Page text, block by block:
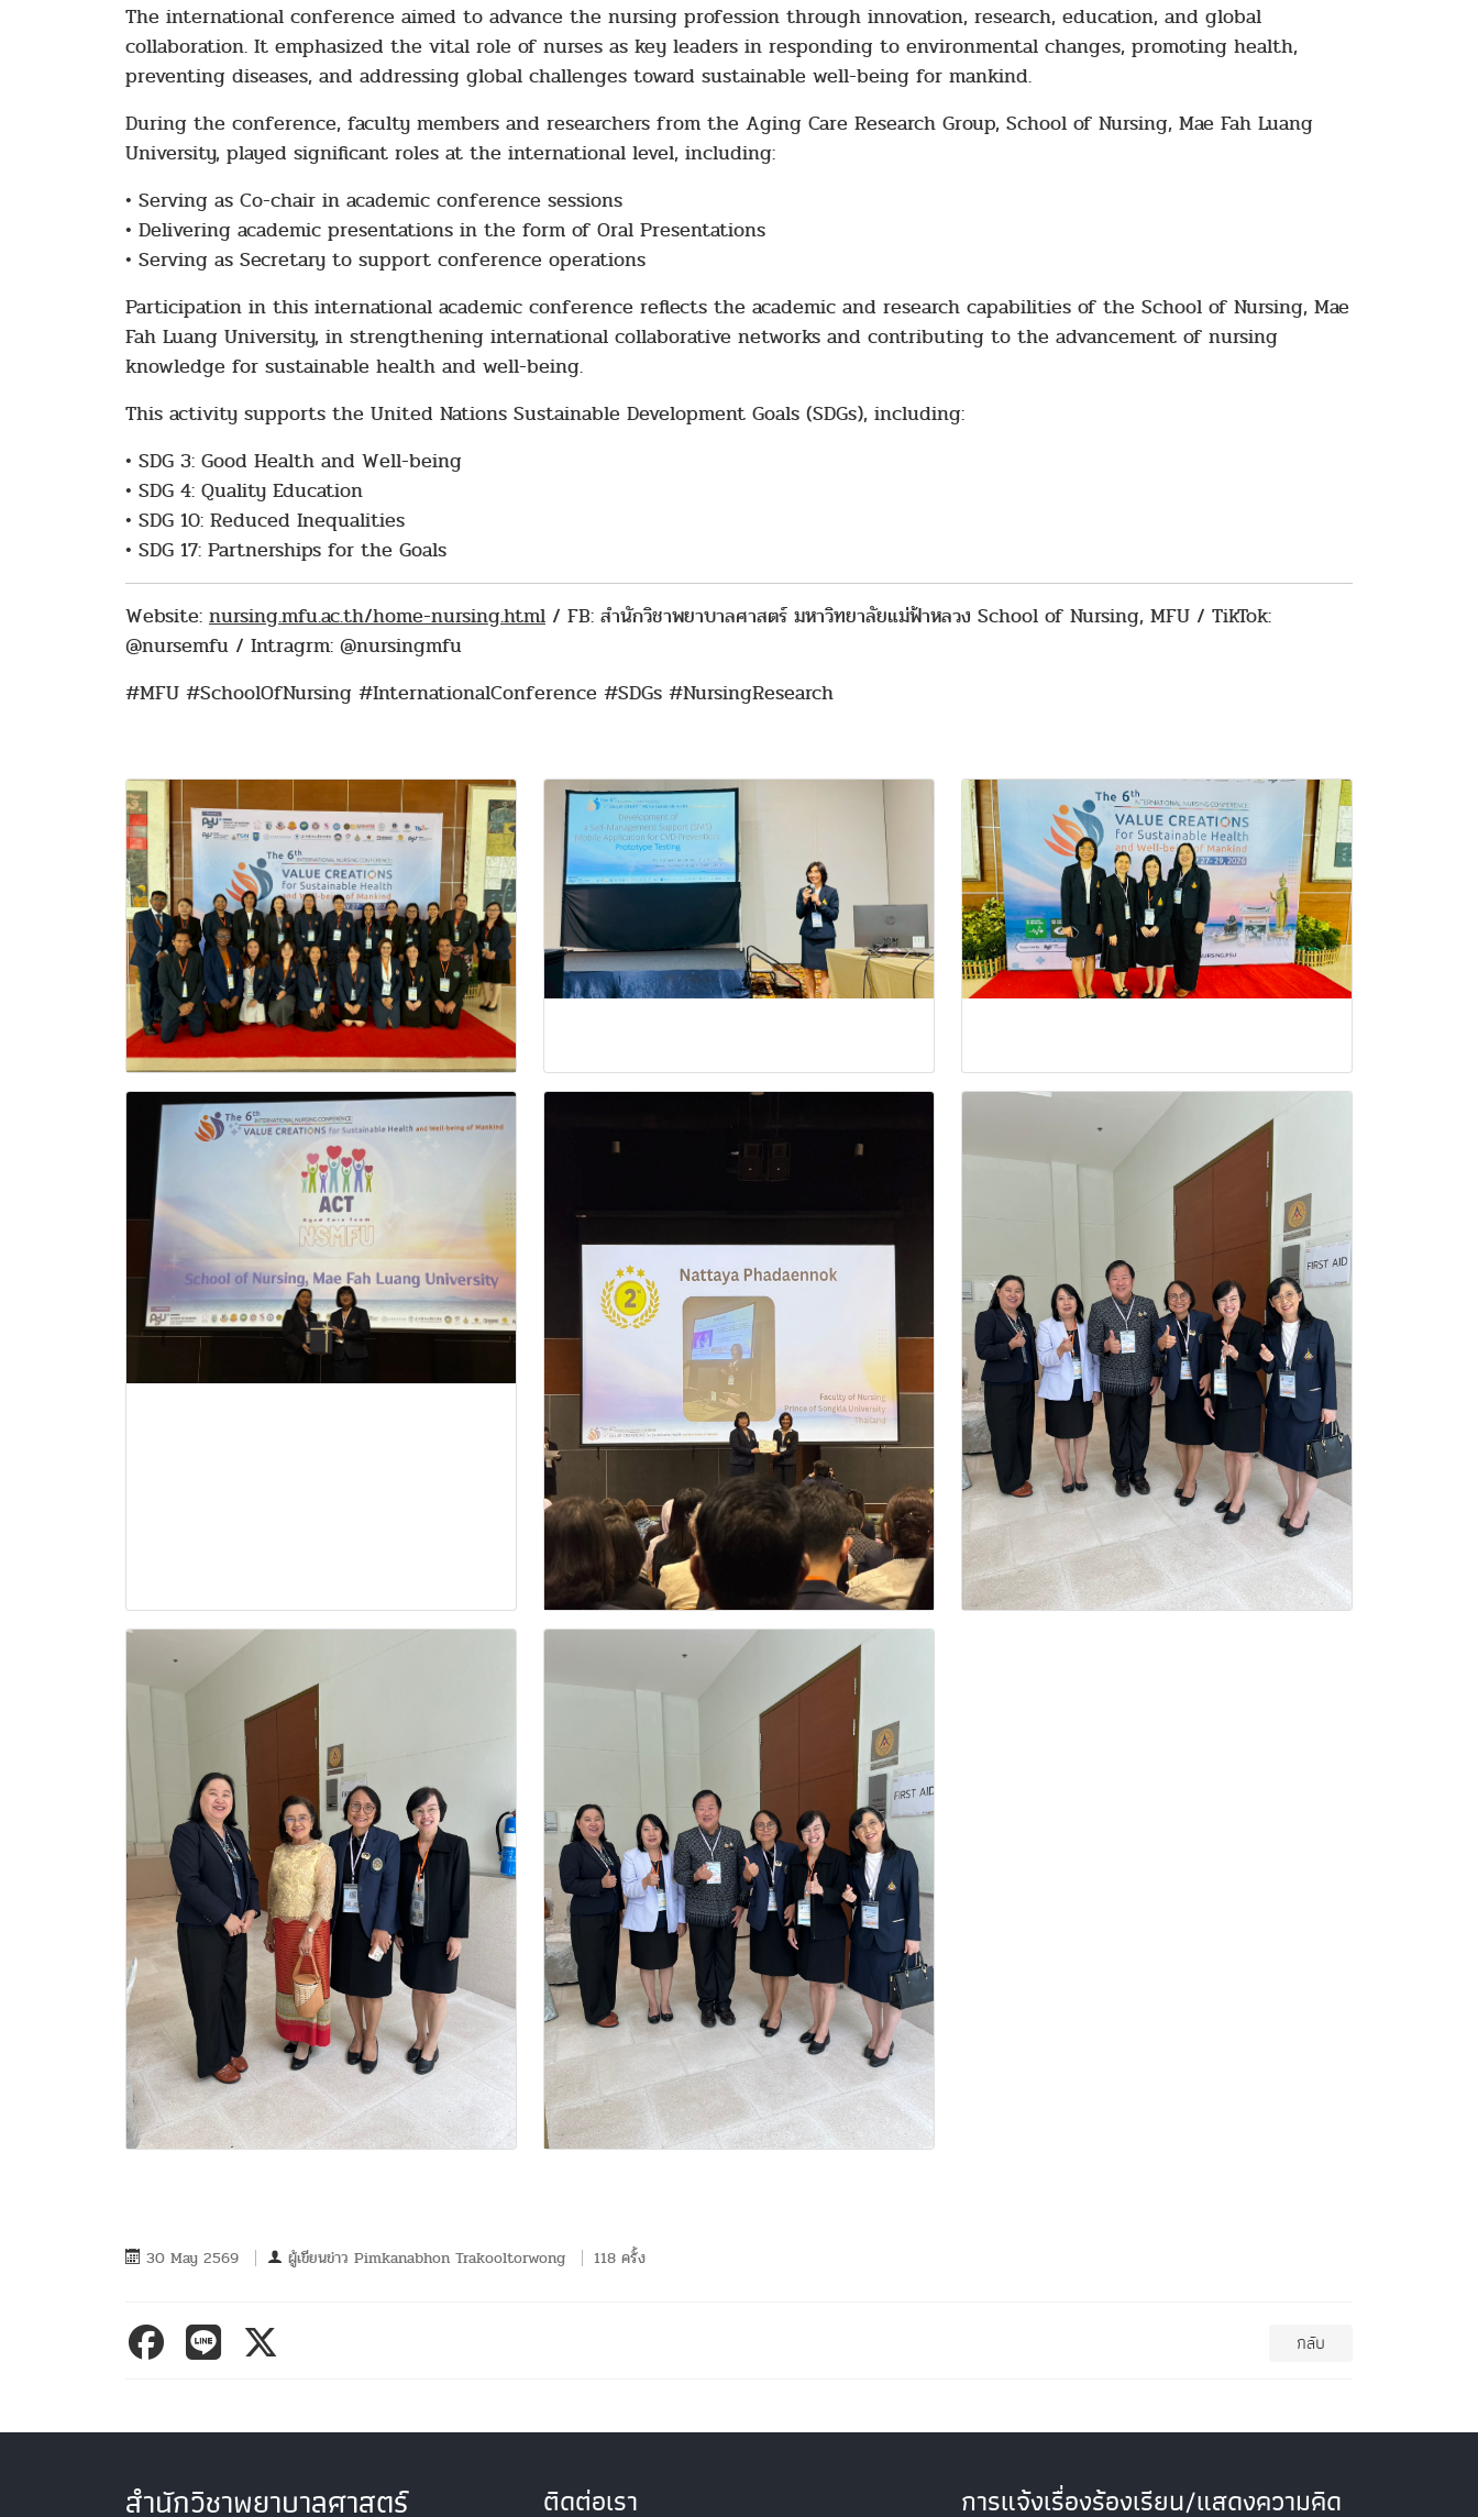
The international conference aimed to advance the nursing profession through innovation, research, education, and global
collaboration. It emphasized the vital role of nurses as key leaders in responding to environmental changes, promoting health,
preventing diseases, and addressing global challenges toward sustainable well-being for mankind.
During the conference, faculty members and researchers from the Aging Care Research Group, School of Nursing, Mae Fah Luang
University, played significant roles at the international level, including:
• Serving as Co-chair in academic conference sessions
• Delivering academic presentations in the form of Oral Presentations
• Serving as Secretary to support conference operations
Participation in this international academic conference reflects the academic and research capabilities of the School of Nursing, Mae
Fah Luang University, in strengthening international collaborative networks and contributing to the advancement of nursing
knowledge for sustainable health and well-being.
This activity supports the United Nations Sustainable Development Goals (SDGs), including:
• SDG 3: Good Health and Well-being
• SDG 4: Quality Education
• SDG 10: Reduced Inequalities
• SDG 17: Partnerships for the Goals
Website: nursing.mfu.ac.th/home-nursing.html / FB: สำนักวิชาพยาบาลศาสตร์ มหาวิทยาลัยแม่ฟ้าหลวง School of Nursing, MFU / TikTok:
@nursemfu / Intragrm: @nursingmfu
#MFU #SchoolOfNursing #InternationalConference #SDGs #NursingResearch
30 May 2569 ผู้เขียนข่าว Pimkanabhon Trakooltorwong 118 ครั้ง
กลับ
สำนักวิชาพยาบาลศาสตร์ ติดต่อเรา การแจ้งเรื่องร้องเรียน/แสดงความคิด